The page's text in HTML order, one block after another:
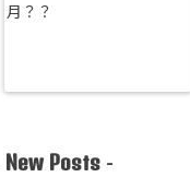
月？？
New Posts -